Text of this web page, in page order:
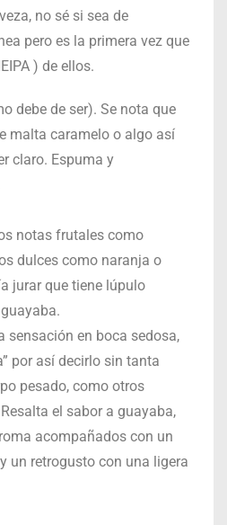
no sé si sea de
pero es la primera vez que
) de ellos.
debe de ser). Se nota que
malta caramelo o algo así
claro. Espuma y
notas frutales como
dulces como naranja o
jurar que tiene lúpulo
sensación en boca sedosa,
por así decirlo sin tanta
pesado, como otros
el sabor a guayaba,
acompañados con un
un retrogusto con una ligera